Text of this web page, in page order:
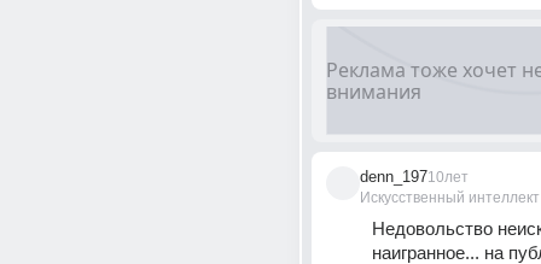
denn_197
Искусственный интеллект
10лет
Недовольство
наигранное... на